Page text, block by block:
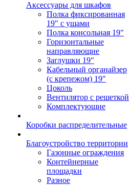
Аксессуары для шкафов
Полка фиксированная
19" с ушами
Полка консольная 19"
Горизонтальные
направляющие
Заглушки 19"
Кабельный органайзер
(с крепежом) 19"
Цоколь
Вентилятор с решеткой
Комплектующие
Коробки распределительные
Благоустройство территории
Газонные ограждения
Контейнерные
площадки
Разное